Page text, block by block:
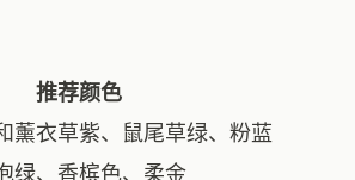
推荐颜色
薰衣草紫、鼠尾草绿、粉蓝
绿、香槟色、柔金